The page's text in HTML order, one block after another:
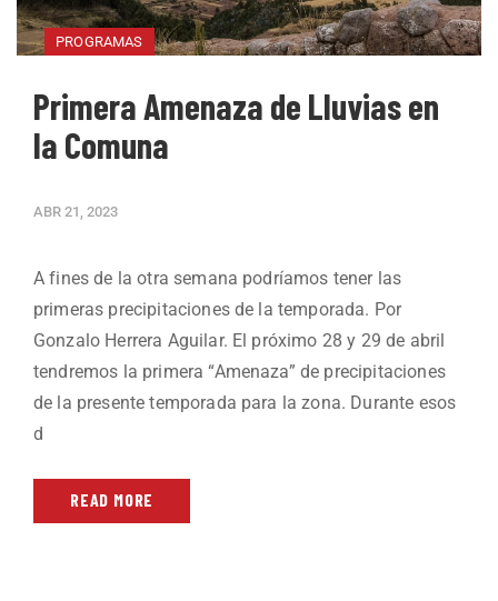
PROGRAMAS
Primera Amenaza de Lluvias en
la Comuna
ABR 21, 2023
A fines de la otra semana podríamos tener las
primeras precipitaciones de la temporada. Por
Gonzalo Herrera Aguilar. El próximo 28 y 29 de abril
tendremos la primera “Amenaza” de precipitaciones
de la presente temporada para la zona. Durante esos
d
READ MORE